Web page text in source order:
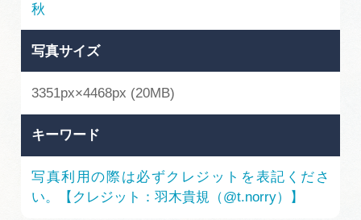
サイトポリシー
秋
写真サイズ
3351px×4468px (20MB)
キーワード
写真利用の際は必ずクレジットを表記くださ
い。【クレジット：羽木貴規（@t.norry）】